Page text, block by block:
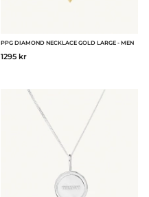
PPG DIAMOND NECKLACE GOLD LARGE - MEN
1295 kr